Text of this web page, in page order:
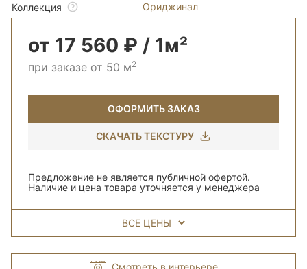
Коллекция
Ориджинал
от 17 560 ₽ / 1м²
при заказе от 50 м2
ОФОРМИТЬ ЗАКАЗ
СКАЧАТЬ ТЕКСТУРУ
Предложение не является публичной офертой.
Наличие и цена товара уточняется у менеджера
ВСЕ ЦЕНЫ